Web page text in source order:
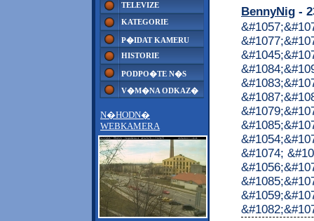
TELEVIZE
KATEGORIE
P�IDAT KAMERU
HISTORIE
PODPO�TE N�S
V�M�NA ODKAZ�
N�HODN�
WEBKAMERA
BennyNig -
&#1074;